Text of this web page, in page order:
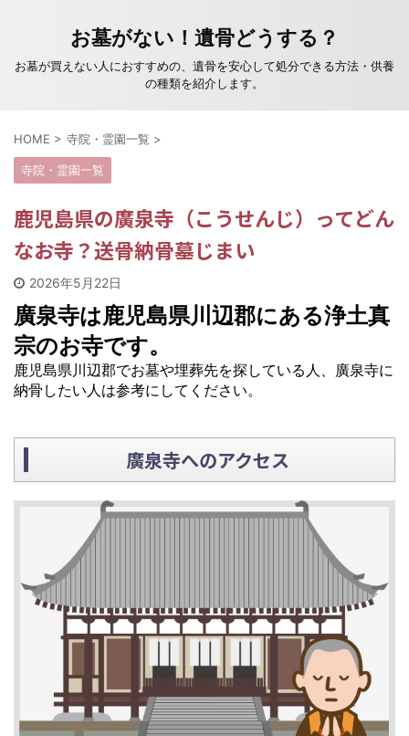
お墓がない！遺骨どうする？
お墓が買えない人におすすめの、遺骨を安心して処分できる方法・供養
の種類を紹介します。
HOME > 寺院・霊園一覧 >
寺院・霊園一覧
鹿児島県の廣泉寺（こうせんじ）ってどん
なお寺？送骨納骨墓じまい
2026年5月22日
廣泉寺は鹿児島県川辺郡にある浄土真
宗のお寺です。
鹿児島県川辺郡でお墓や埋葬先を探している人、廣泉寺に
納骨したい人は参考にしてください。
廣泉寺へのアクセス